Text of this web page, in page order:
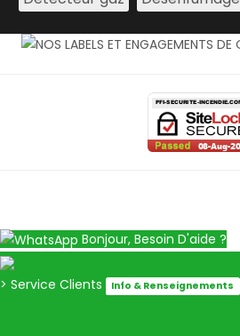
Bonjour, Besoin D'aide ?
> Service Clients Info & Renseignements